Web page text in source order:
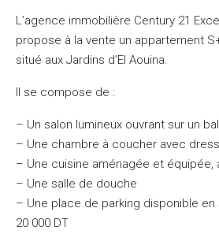
L’agence immobilière Century 21
propose à la vente un appartement
situé aux Jardins d’El Aouina.
Il se compose de :
– Un salon lumineux ouvrant sur un
– Une chambre à coucher avec
– Une cuisine aménagée et équipée,
– Une salle de douche
– Une place de parking disponible
20 000 DT